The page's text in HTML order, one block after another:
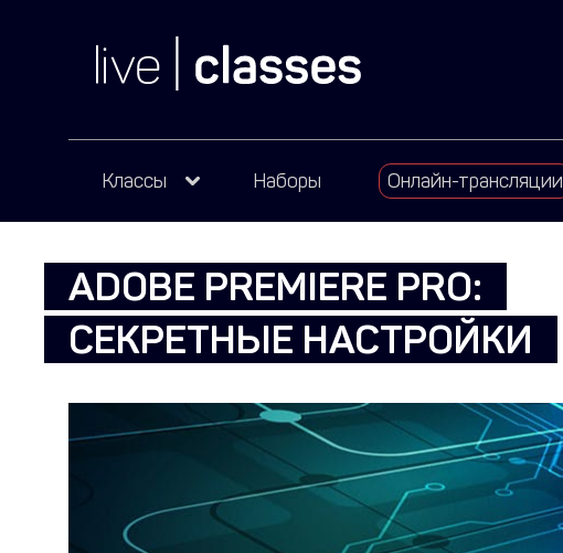
Классы Наборы Онлайн-трансляции
ADOBE PREMIERE PRO:
СЕКРЕТНЫЕ НАСТРОЙКИ